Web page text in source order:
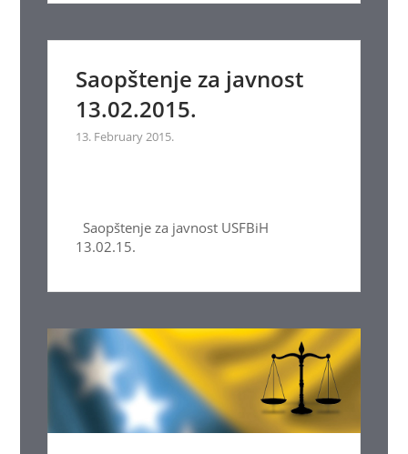
Saopštenje za javnost
13.02.2015.
13. February 2015.
Saopštenje za javnost USFBiH
13.02.15.